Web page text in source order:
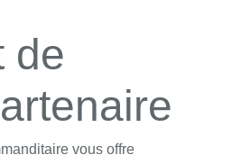
de
vous offre